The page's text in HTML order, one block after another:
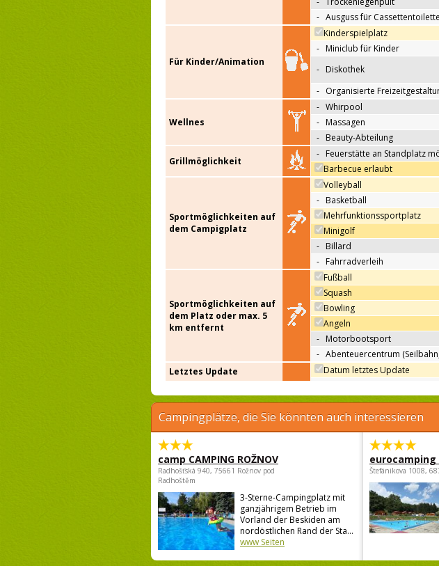
- Ausguss für
Für Kinder/Animation
Kinderspielplatz
- Miniclub für Kinder
- Diskothek
- Organisierte
Wellnes
- Whirpool
- Massagen
- Beauty-Abteilung
Grillmöglichkeit
- Feuerstätte an Standplatz
Barbecue erlaubt
Sportmöglichkeiten auf
dem Campigplatz
Volleyball
- Basketball
Mehrfunktionssportplatz
Minigolf
- Billard
- Fahrradverleih
Sportmöglichkeiten auf
dem Platz oder max. 5
km entfernt
Fußball
Squash
Bowling
Angeln
- Motorbootsport
- Abenteuercentrum
Letztes Update
Datum letztes Update
Campingplätze, die Sie könnten auch interessieren
camp CAMPING ROŽNOV
Radhošťská 940, 75661 Rožnov pod
Radhoštěm
3-Sterne-Campingplatz mit
ganzjährigem Betrieb im
Vorland der Beskiden am
nordöstlichen Rand der Sta...
www Seiten
eurocamping
Štefánikova 1008,